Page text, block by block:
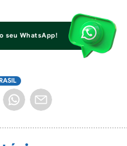
seu WhatsApp!